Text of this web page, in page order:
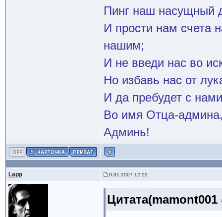
Пинг наш насущный
И прости нам счета
нашим;
И не введи нас во
Но избавь нас от
И да пребудет с
Во имя Отца-
Админь!
Lapp 9.01.2007 12:55
Цитата(mamont001